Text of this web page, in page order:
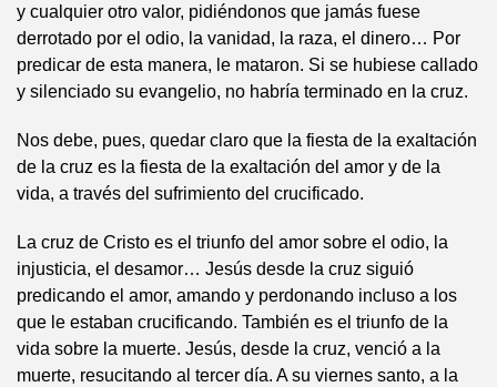
y cualquier otro valor, pidiéndonos que jamás fuese
derrotado por el odio, la vanidad, la raza, el dinero… Por
predicar de esta manera, le mataron. Si se hubiese callado
y silenciado su evangelio, no habría terminado en la cruz.
Nos debe, pues, quedar claro que la fiesta de la exaltación
de la cruz es la fiesta de la exaltación del amor y de la
vida, a través del sufrimiento del crucificado.
La cruz de Cristo es el triunfo del amor sobre el odio, la
injusticia, el desamor… Jesús desde la cruz siguió
predicando el amor, amando y perdonando incluso a los
que le estaban crucificando. También es el triunfo de la
vida sobre la muerte. Jesús, desde la cruz, venció a la
muerte, resucitando al tercer día. A su viernes santo, a la